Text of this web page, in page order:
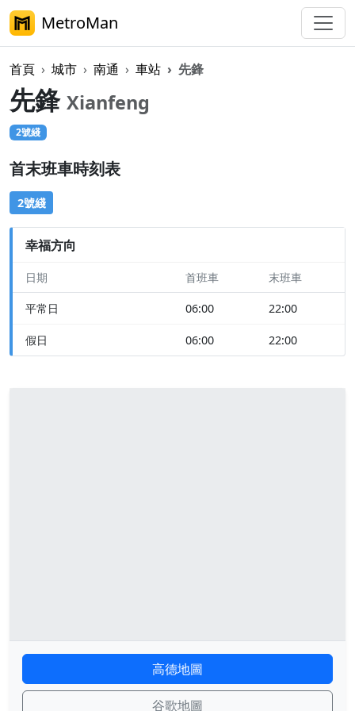
MetroMan
首頁 城市 南通 車站 先鋒
先鋒 Xianfeng
2號綫
首末班車時刻表
2號綫
幸福方向
日期 首班車 末班車
平常日 06:00 22:00
假日 06:00 22:00
高德地圖
谷歌地圖